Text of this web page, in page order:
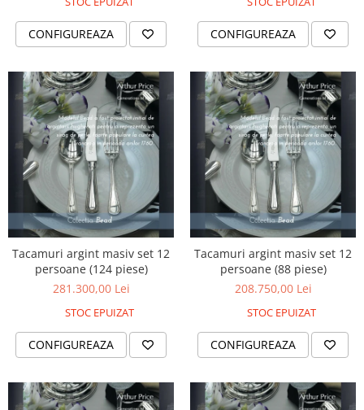
CELESTIAL PLATINUM
INTAGLIO
JASPER CONRAN GOLD
RENAISSANCE GOLD
ANTHEMION BLUE
BUTTERFLY BLOOM
OLD COUNTRY ROSES
PASHMINA
SIGNET PLATINUM
CELESTIAL GOLD
NATURE
CHINOISERIE WHITE
JASPER CONRAN WHITE
GILDED MUSE
WONDERLUST
KINGSLEY
CONFIGUREAZA CONFIGUREAZA
Tacamuri argint masiv set 12
persoane (124 piese)
281.300,00 Lei
STOC EPUIZAT
CONFIGUREAZA
Tacamuri argint masiv set 12
persoane (88 piese)
208.750,00 Lei
STOC EPUIZAT
CONFIGUREAZA